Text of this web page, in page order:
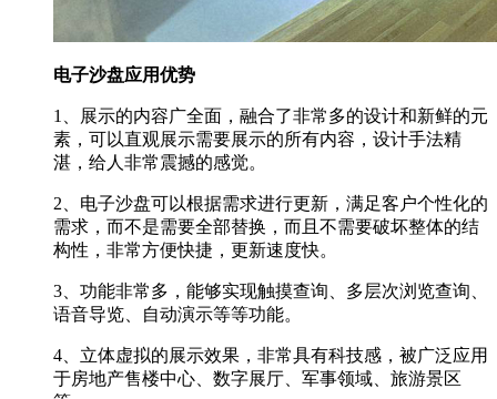
电子沙盘应用优势
1、展示的内容广全面，融合了非常多的设计和新鲜的元
素，可以直观展示需要展示的所有内容，设计手法精
湛，给人非常震撼的感觉。
2、电子沙盘可以根据需求进行更新，满足客户个性化的
需求，而不是需要全部替换，而且不需要破坏整体的结
构性，非常方便快捷，更新速度快。
3、功能非常多，能够实现触摸查询、多层次浏览查询、
语音导览、自动演示等等功能。
4、立体虚拟的展示效果，非常具有科技感，被广泛应用
于房地产售楼中心、数字展厅、军事领域、旅游景区